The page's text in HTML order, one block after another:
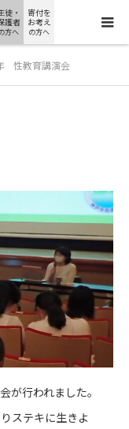
徒・
護者
方へ
寄付を
お考え
の方へ
性教育講演会
が行われました。
ステキに生きよ